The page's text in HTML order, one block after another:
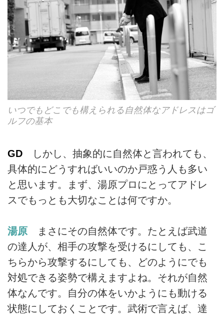
いつでもどこでも構えられる自然体なアドレスはゴ
ルフの基本
GD しかし、抽象的に自然体と言われても、
具体的にどうすればいいのか戸惑う人も多い
と思います。まず、湯原プロにとってアドレ
スでもっとも大切なことは何ですか。
湯原 まさにその自然体です。たとえば武道
の達人が、相手の攻撃を受けるにしても、こ
ちらから攻撃するにしても、どのようにでも
対処できる姿勢で構えますよね。それが自然
体なんです。自分の体をいかようにも動ける
状態にしておくことです。武術で言えば、達